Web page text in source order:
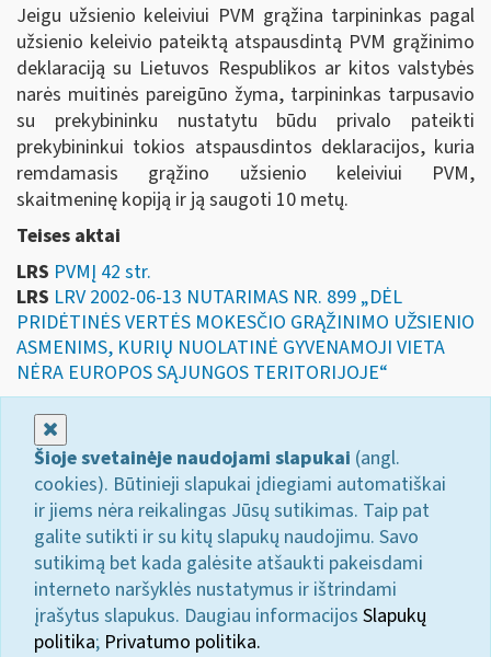
Jeigu užsienio keleiviui PVM grąžina tarpininkas pagal
užsienio keleivio pateiktą atspausdintą PVM grąžinimo
deklaraciją su Lietuvos Respublikos ar kitos valstybės
narės muitinės pareigūno žyma, tarpininkas tarpusavio
su prekybininku nustatytu būdu privalo pateikti
prekybininkui tokios atspausdintos deklaracijos, kuria
remdamasis grąžino užsienio keleiviui PVM,
skaitmeninę kopiją ir ją saugoti 10 metų.
Teises aktai
LRS PVMĮ 42 str.
LRS LRV 2002-06-13 NUTARIMAS NR. 899 „DĖL
PRIDĖTINĖS VERTĖS MOKESČIO GRĄŽINIMO UŽSIENIO
ASMENIMS, KURIŲ NUOLATINĖ GYVENAMOJI VIETA
NĖRA EUROPOS SĄJUNGOS TERITORIJOJE“
Šioje svetainėje naudojami slapukai (angl.
cookies). Būtinieji slapukai įdiegiami automatiškai
ir jiems nėra reikalingas Jūsų sutikimas. Taip pat
galite sutikti ir su kitų slapukų naudojimu. Savo
sutikimą bet kada galėsite atšaukti pakeisdami
interneto naršyklės nustatymus ir ištrindami
įrašytus slapukus. Daugiau informacijos Slapukų
politika; Privatumo politika.